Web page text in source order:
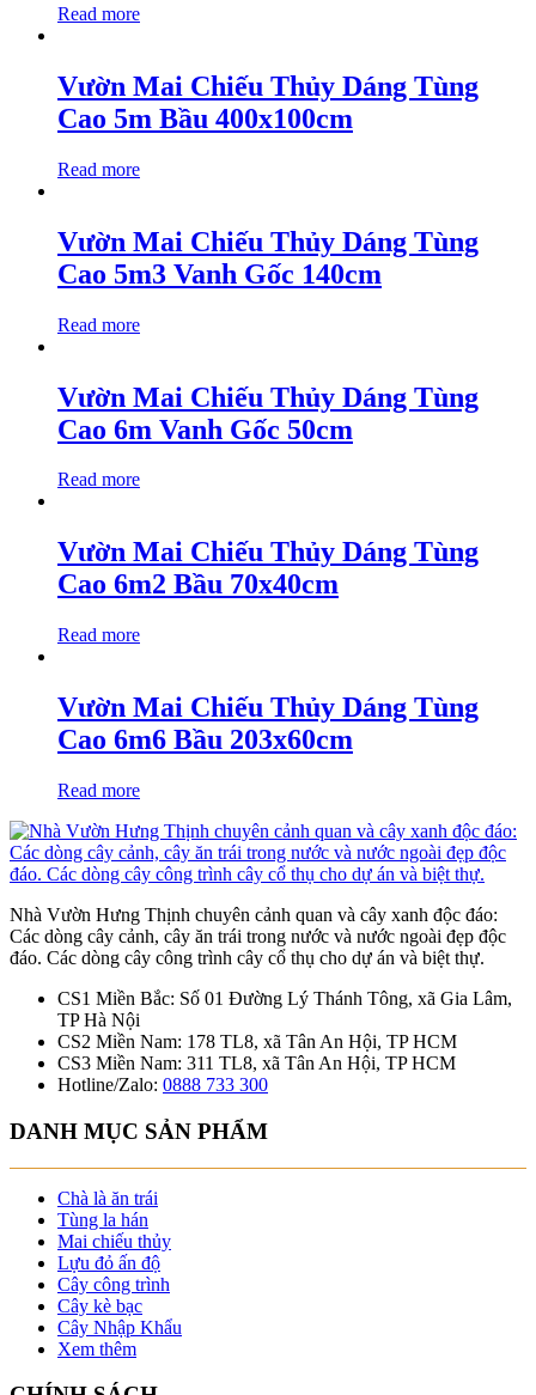
Read more
Vườn Mai Chiếu Thủy Dáng Tùng
Cao 5m Bầu 400x100cm
Read more
Vườn Mai Chiếu Thủy Dáng Tùng
Cao 5m3 Vanh Gốc 140cm
Read more
Vườn Mai Chiếu Thủy Dáng Tùng
Cao 6m Vanh Gốc 50cm
Read more
Vườn Mai Chiếu Thủy Dáng Tùng
Cao 6m2 Bầu 70x40cm
Read more
Vườn Mai Chiếu Thủy Dáng Tùng
Cao 6m6 Bầu 203x60cm
Read more
Nhà Vườn Hưng Thịnh chuyên cảnh quan và cây xanh độc đáo:
Các dòng cây cảnh, cây ăn trái trong nước và nước ngoài đẹp độc
đáo. Các dòng cây công trình cây cổ thụ cho dự án và biệt thự.
CS1 Miền Bắc: Số 01 Đường Lý Thánh Tông, xã Gia Lâm,
TP Hà Nội
CS2 Miền Nam: 178 TL8, xã Tân An Hội, TP HCM
CS3 Miền Nam: 311 TL8, xã Tân An Hội, TP HCM
Hotline/Zalo: 0888 733 300
DANH MỤC SẢN PHẨM
Chà là ăn trái
Tùng la hán
Mai chiếu thủy
Lựu đỏ ấn độ
Cây công trình
Cây kè bạc
Cây Nhập Khẩu
Xem thêm